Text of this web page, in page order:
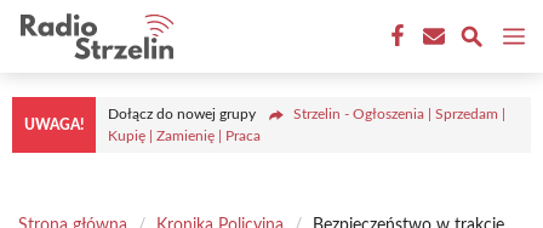
Przejdź
treści
UWAGA!
Dołącz do nowej grupy
Strzelin - Ogłoszenia | Sprzedam |
Kupię | Zamienię | Praca